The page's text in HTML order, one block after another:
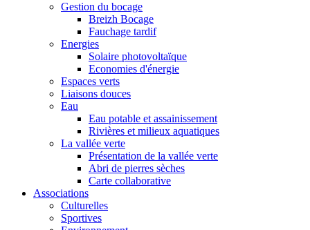
Gestion du bocage
Breizh Bocage
Fauchage tardif
Energies
Solaire photovoltaïque
Economies d'énergie
Espaces verts
Liaisons douces
Eau
Eau potable et assainissement
Rivières et milieux aquatiques
La vallée verte
Présentation de la vallée verte
Abri de pierres sèches
Carte collaborative
Associations
Culturelles
Sportives